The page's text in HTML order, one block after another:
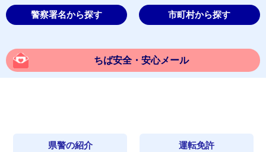
警察署名から探す 市町村から探す
ちば安全・安心メール
県警の紹介 運転免許